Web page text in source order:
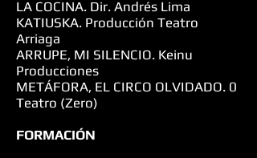
LA COCINA. Dir. Andrés Lima
KATIUSKA. Producción Teatro
Arriaga
ARRUPE, MI SILENCIO. Keinu
Producciones
METÁFORA, EL CIRCO OLVIDADO. 0
Teatro (Zero)
FORMACIÓN